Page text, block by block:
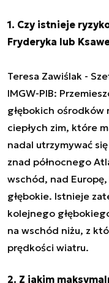
1. Czy istnieje
Fryderyka lub
Teresa Zawiślak -
IMGW-PIB:
głębokich
ciepłych zim, które
nadal utrzymywać
znad północnego
wschód, nad
głębokie. Istnieje
kolejnego
na wschód niżu, z
prędkości wiatru.
2. Z jakim